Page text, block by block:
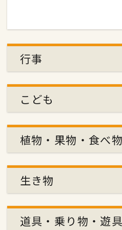
行事
こども
植物・果物・食べ物
生き物
道具・乗り物・遊具